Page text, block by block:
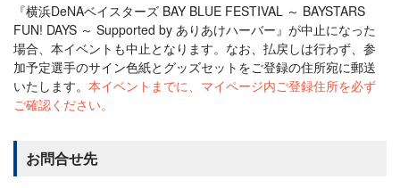
『横浜DeNAベイスターズ BAY BLUE FESTIVAL ～ BAYSTARS
FUN! DAYS ～ Supported by ありあけハーバー』が中止になった
場合、本イベントも中止となります。なお、払戻しは行わず、参
加予定選手のサイン色紙とグッズセットをご登録の住所宛に郵送
いたします。 本イベントまでに、マイページ内ご登録住所を必ず
ご確認ください。
お問合せ先